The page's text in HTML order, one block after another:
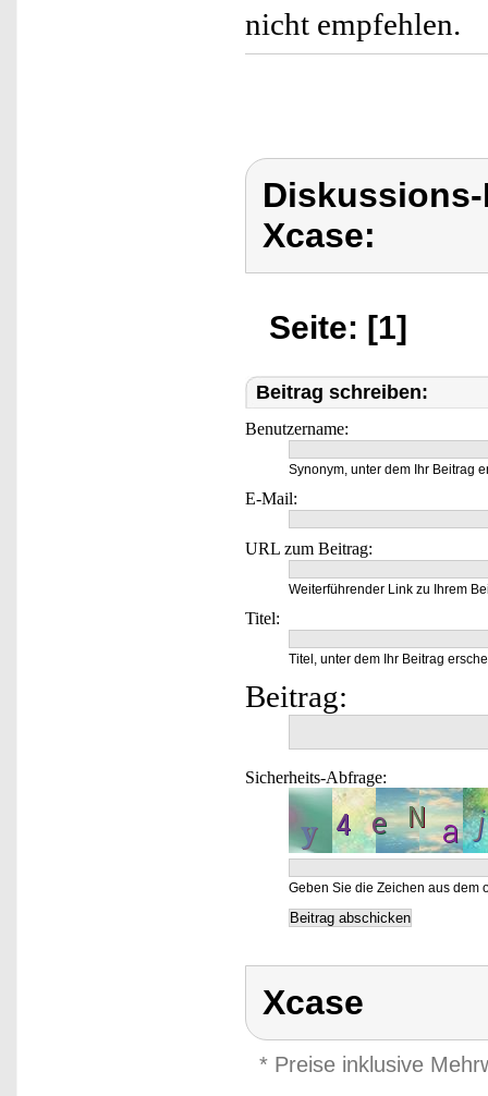
nicht empfehlen.
Xcase:
Seite: [1]
Beitrag schreiben:
Benutzername:
Synonym, unter dem Ihr Beitrag
E-Mail:
URL zum Beitrag:
Weiterführender Link zu Ihrem
Titel:
Titel, unter dem Ihr Beitrag
Beitrag:
Sicherheits-Abfrage:
Geben Sie die Zeichen aus dem
Xcase
* Preise inklusive